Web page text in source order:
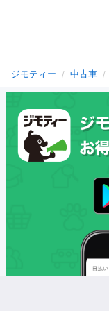
ジモティー 中古車